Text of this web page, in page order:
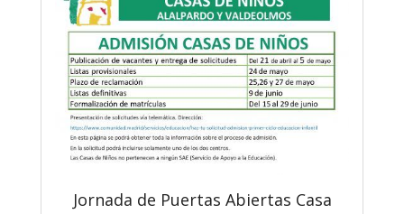
Jornada de Puertas Abiertas Casa